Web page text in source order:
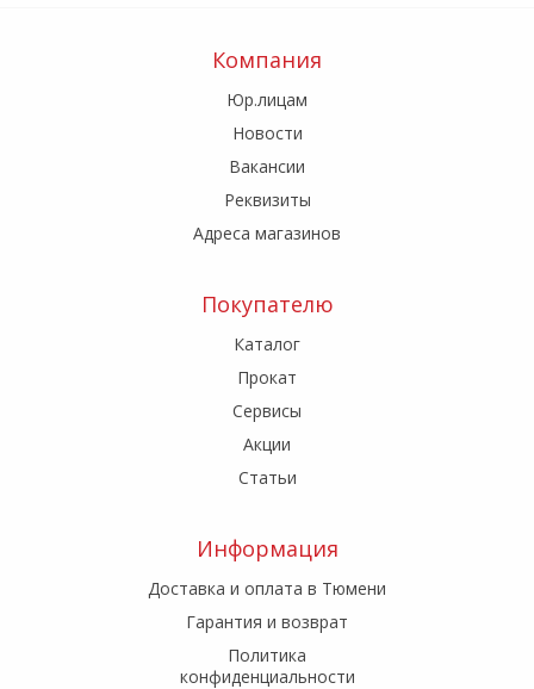
Компания
Юр.лицам
Новости
Вакансии
Реквизиты
Адреса магазинов
Покупателю
Каталог
Прокат
Сервисы
Акции
Статьи
Информация
Доставка и оплата в Тюмени
Гарантия и возврат
Политика
конфиденциальности